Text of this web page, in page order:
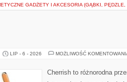
GADŻETY I AKCESORIA (GĄBKI, PĘDZLE,
LIP - 6 - 2026 MOŻLIWOŚĆ
Cherrish to różnorodna